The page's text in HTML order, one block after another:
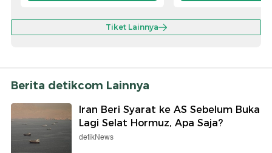
Tiket Lainnya
Berita detikcom Lainnya
Iran Beri Syarat ke AS Sebelum Buka
Lagi Selat Hormuz, Apa Saja?
detikNews